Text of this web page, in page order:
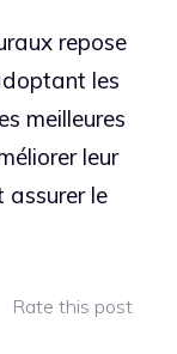
repose
les
meilleures
leur
assurer le
Rate this post